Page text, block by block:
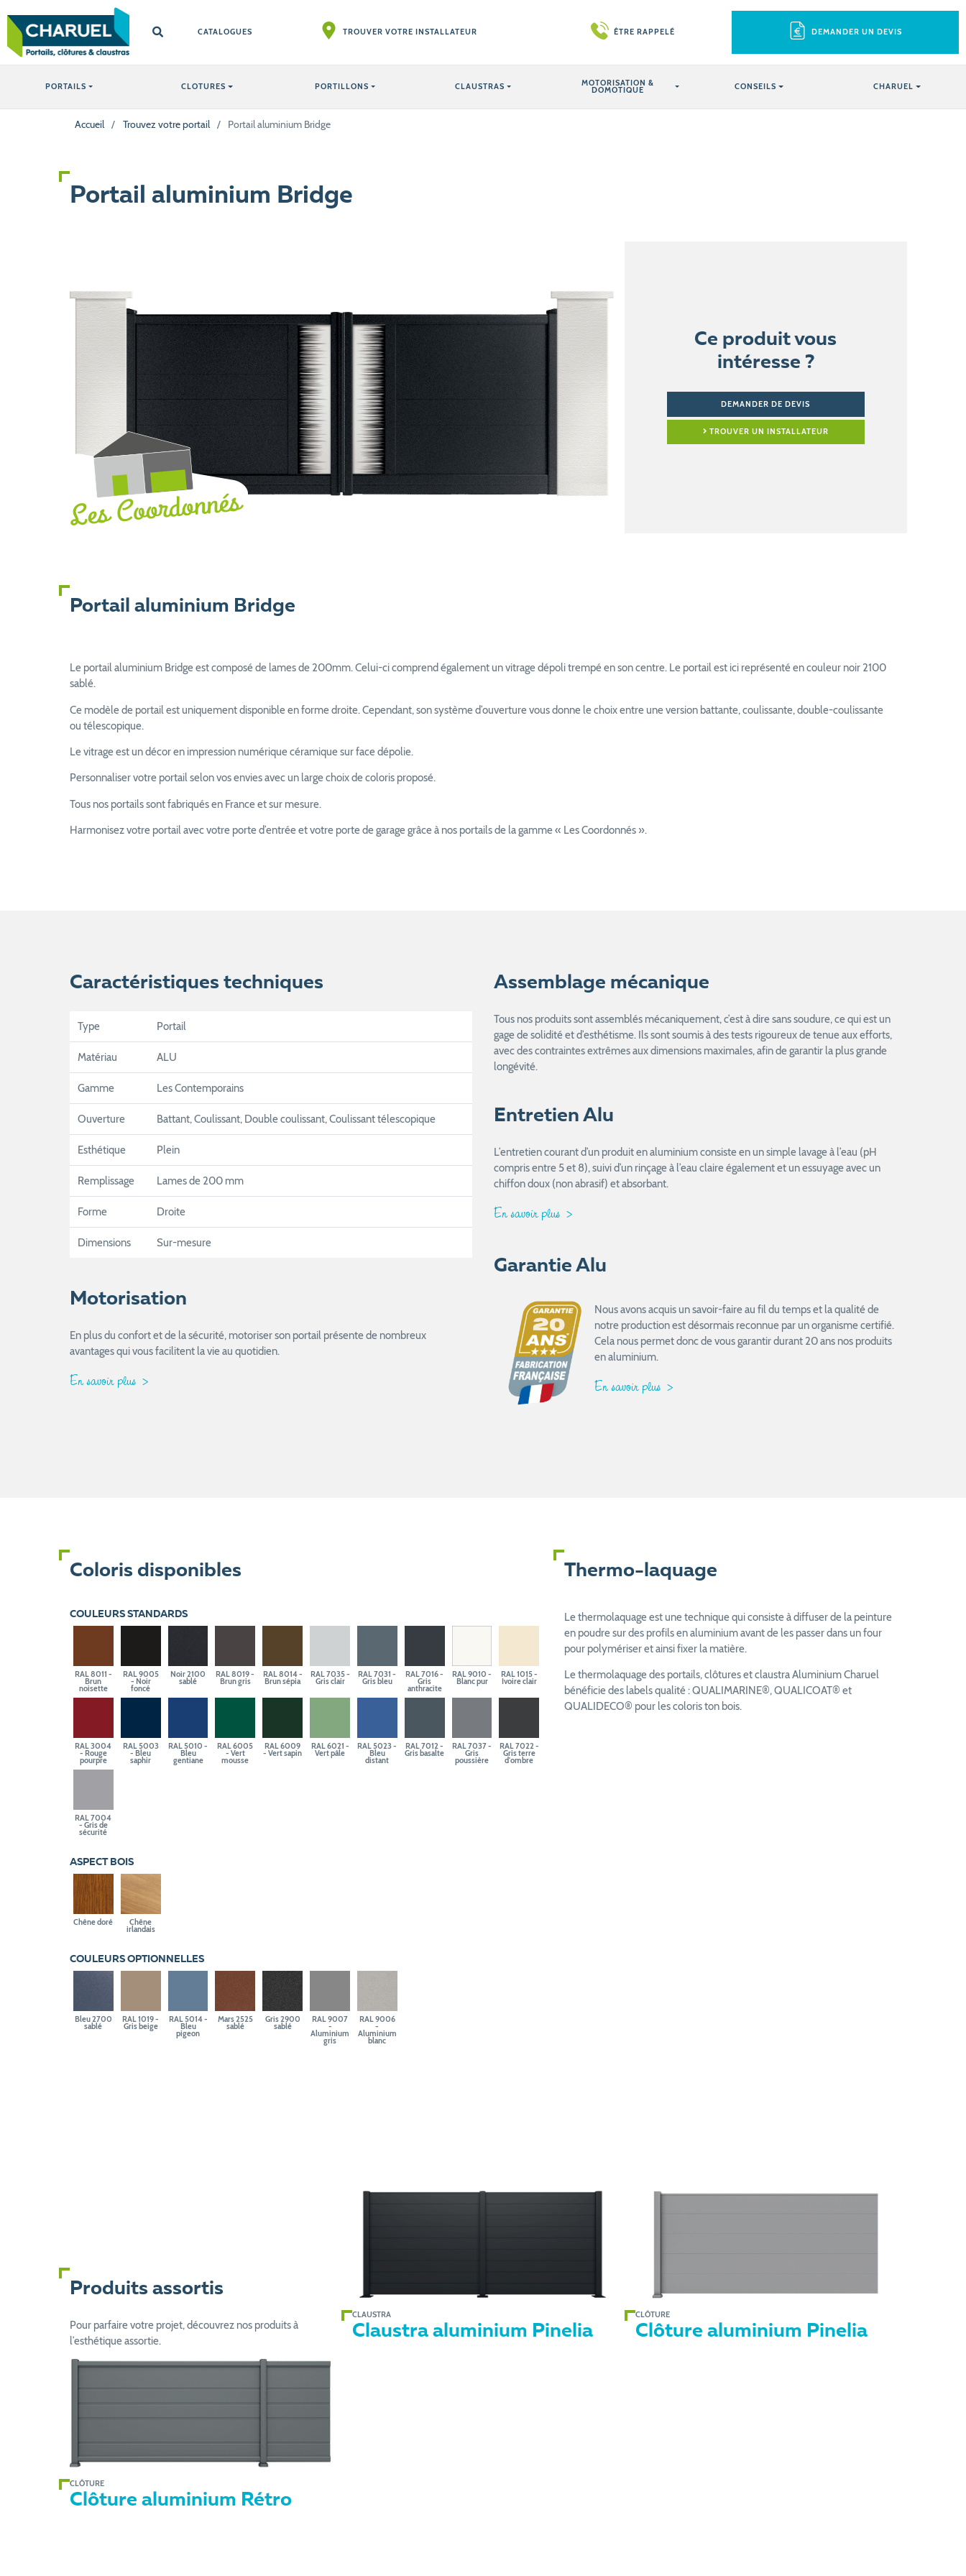
CATALOGUES TROUVER VOTRE INSTALLATEUR ÊTRE RAPPELÉ DEMANDER UN DEVIS
PORTAILS CLOTURES PORTILLONS CLAUSTRAS MOTORISATION &
DOMOTIQUE CONSEILS CHARUEL
Accueil / Trouvez votre portail / Portail aluminium Bridge
Portail aluminium Bridge
Ce produit vous
intéresse ?
DEMANDER DE DEVIS
TROUVER UN INSTALLATEUR
Portail aluminium Bridge
Le portail aluminium Bridge est composé de lames de 200mm. Celui-ci comprend également un vitrage dépoli trempé en son centre. Le portail est ici représenté en couleur noir 2100
sablé.
Ce modèle de portail est uniquement disponible en forme droite. Cependant, son système d’ouverture vous donne le choix entre une version battante, coulissante, double-coulissante
ou télescopique.
Le vitrage est un décor en impression numérique céramique sur face dépolie.
Personnaliser votre portail selon vos envies avec un large choix de coloris proposé.
Tous nos portails sont fabriqués en France et sur mesure.
Harmonisez votre portail avec votre porte d’entrée et votre porte de garage grâce à nos portails de la gamme « Les Coordonnés ».
Caractéristiques techniques
Type Portail
Matériau ALU
Gamme Les Contemporains
Ouverture Battant, Coulissant, Double coulissant, Coulissant télescopique
Esthétique Plein
Remplissage Lames de 200 mm
Forme Droite
Dimensions Sur-mesure
Motorisation
En plus du confort et de la sécurité, motoriser son portail présente de nombreux
avantages qui vous facilitent la vie au quotidien.
En savoir plus
Assemblage mécanique
Tous nos produits sont assemblés mécaniquement, c’est à dire sans soudure, ce qui est un
gage de solidité et d’esthétisme. Ils sont soumis à des tests rigoureux de tenue aux efforts,
avec des contraintes extrêmes aux dimensions maximales, afin de garantir la plus grande
longévité.
Entretien Alu
L’entretien courant d’un produit en aluminium consiste en un simple lavage à l’eau (pH
compris entre 5 et 8), suivi d’un rinçage à l’eau claire également et un essuyage avec un
chiffon doux (non abrasif) et absorbant.
En savoir plus
Garantie Alu
Nous avons acquis un savoir-faire au fil du temps et la qualité de
notre production est désormais reconnue par un organisme certifié.
Cela nous permet donc de vous garantir durant 20 ans nos produits
en aluminium.
En savoir plus
Coloris disponibles
COULEURS STANDARDS
RAL 8011 -
Brun
noisette
RAL 9005
- Noir
foncé
Noir 2100
sablé
RAL 8019 -
Brun gris
RAL 8014 -
Brun sépia
RAL 7035 -
Gris clair
RAL 7031 -
Gris bleu
RAL 7016 -
Gris
anthracite
RAL 9010 -
Blanc pur
RAL 1015 -
Ivoire clair
RAL 3004
- Rouge
pourpre
RAL 5003
- Bleu
saphir
RAL 5010 -
Bleu
gentiane
RAL 6005
- Vert
mousse
RAL 6009
- Vert sapin
RAL 6021 -
Vert pâle
RAL 5023 -
Bleu
distant
RAL 7012 -
Gris basalte
RAL 7037 -
Gris
poussière
RAL 7022 -
Gris terre
d'ombre
RAL 7004
- Gris de
sécurité
ASPECT BOIS
Chêne doré Chêne
irlandais
COULEURS OPTIONNELLES
Bleu 2700
sablé
RAL 1019 -
Gris beige
RAL 5014 -
Bleu
pigeon
Mars 2525
sablé
Gris 2900
sablé
RAL 9007
-
Aluminium
gris
RAL 9006
-
Aluminium
blanc
Thermo-laquage
Le thermolaquage est une technique qui consiste à diffuser de la peinture
en poudre sur des profils en aluminium avant de les passer dans un four
pour polymériser et ainsi fixer la matière.
Le thermolaquage des portails, clôtures et claustra Aluminium Charuel
bénéficie des labels qualité : QUALIMARINE®, QUALICOAT® et
QUALIDECO® pour les coloris ton bois.
Produits assortis
Pour parfaire votre projet, découvrez nos produits à
l’esthétique assortie.
CLAUSTRA
Claustra aluminium Pinelia
CLÔTURE
Clôture aluminium Pinelia
CLÔTURE
Clôture aluminium Rétro